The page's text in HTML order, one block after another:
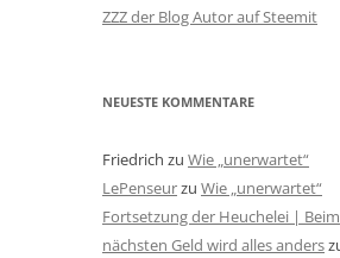
ZZZ der Blog Autor auf Steemit
NEUESTE KOMMENTARE
Friedrich zu Wie „unerwartet“
LePenseurzu Wie „unerwartet“
Fortsetzung der Heuchelei | Beim
nächsten Geld wird alles anders